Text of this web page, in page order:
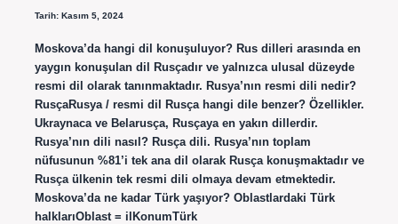
Tarih: Kasım 5, 2024
Moskova’da hangi dil konuşuluyor? Rus dilleri arasında en
yaygın konuşulan dil Rusçadır ve yalnızca ulusal düzeyde
resmi dil olarak tanınmaktadır. Rusya’nın resmi dili nedir?
RusçaRusya / resmi dil Rusça hangi dile benzer? Özellikler.
Ukraynaca ve Belarusça, Rusçaya en yakın dillerdir.
Rusya’nın dili nasıl? Rusça dili. Rusya’nın toplam
nüfusunun %81’i tek ana dil olarak Rusça konuşmaktadır ve
Rusça ülkenin tek resmi dili olmaya devam etmektedir.
Moskova’da ne kadar Türk yaşıyor? Oblastlardaki Türk
halklarıOblast = ilKonumTürk